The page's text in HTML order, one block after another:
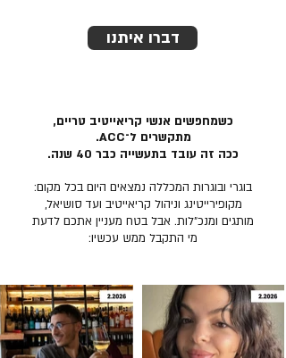
דברו איתנו
כשמחפשים אנשי קריאייטיב טריים,
מתקשרים ל־ACC.
ככה זה עובד בתעשייה כבר 40 שנה.
בוגרי ובוגרות המכללה נמצאים היום בכל מקום:
מקופירייטינג וניהול קריאייטיב ועד סושיאל,
מותגים ומנכ״לות. אבל בטח מעניין אתכם לדעת
מי התקבל ממש עכשיו: